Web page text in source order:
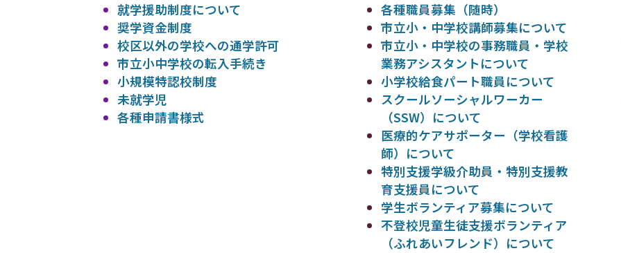
就学援助制度について
奨学資金制度
校区以外の学校への通学許可
市立小中学校の転入手続き
小規模特認校制度
未就学児
各種申請書様式
各種職員募集（随時）
市立小・中学校講師募集について
市立小・中学校の事務職員・学校
業務アシスタントについて
小学校給食パート職員について
スクールソーシャルワーカー
（SSW）について
医療的ケアサポーター（学校看護
師）について
特別支援学級介助員・特別支援教
育支援員について
学生ボランティア募集について
不登校児童生徒支援ボランティア
（ふれあいフレンド）について